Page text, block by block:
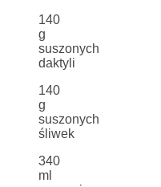
140
g
suszonych
daktyli
140
g
suszonych
śliwek
340
ml